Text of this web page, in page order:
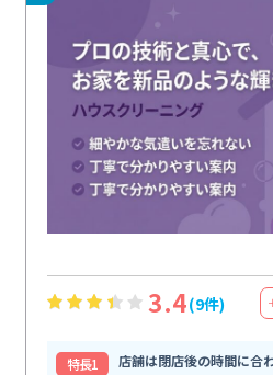
3.4(9件)
特⻑1
店舗は閉店後の時間に合